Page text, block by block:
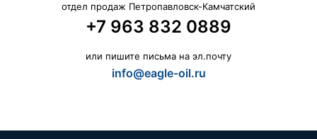
отдел продаж Петропавловск-Камчатский
+7 963 832 0889
или пишите письма на эл.почту
info@eagle-oil.ru